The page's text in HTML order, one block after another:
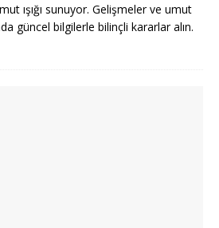
ışığı sunuyor. Gelişmeler ve umut
güncel bilgilerle bilinçli kararlar alın.